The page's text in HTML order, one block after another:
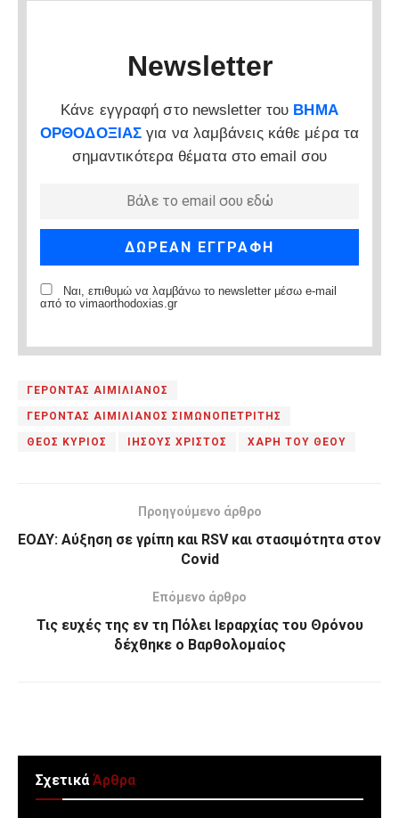
Newsletter
Κάνε εγγραφή στο newsletter του ΒΗΜΑ
ΟΡΘΟΔΟΞΙΑΣ για να λαμβάνεις κάθε μέρα τα
σημαντικότερα θέματα στο email σου
Ναι, επιθυμώ να λαμβάνω το newsletter μέσω e-mail
από το vimaorthodoxias.gr
ΓΕΡΟΝΤΑΣ ΑΙΜΙΛΙΑΝΟΣ
ΓΕΡΟΝΤΑΣ ΑΙΜΙΛΙΑΝΟΣ ΣΙΜΩΝΟΠΕΤΡΙΤΗΣ
ΘΕΟΣ ΚΥΡΙΟΣ ΙΗΣΟΥΣ ΧΡΙΣΤΟΣ ΧΑΡΗ ΤΟΥ ΘΕΟΥ
Προηγούμενο άρθρο
ΕΟΔΥ: Αύξηση σε γρίπη και RSV και στασιμότητα στον
Covid
Επόμενο άρθρο
Τις ευχές της εν τη Πόλει Ιεραρχίας του Θρόνου
δέχθηκε ο Βαρθολομαίος
ΣχετικάΆρθρα